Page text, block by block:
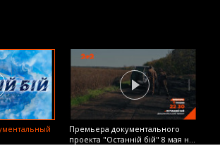
Премьера документального
проекта "Останній бій" 8 мая на